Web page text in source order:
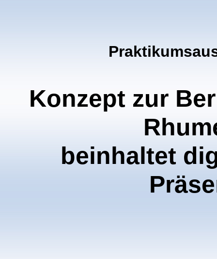
Konzept zur
beinhaltet